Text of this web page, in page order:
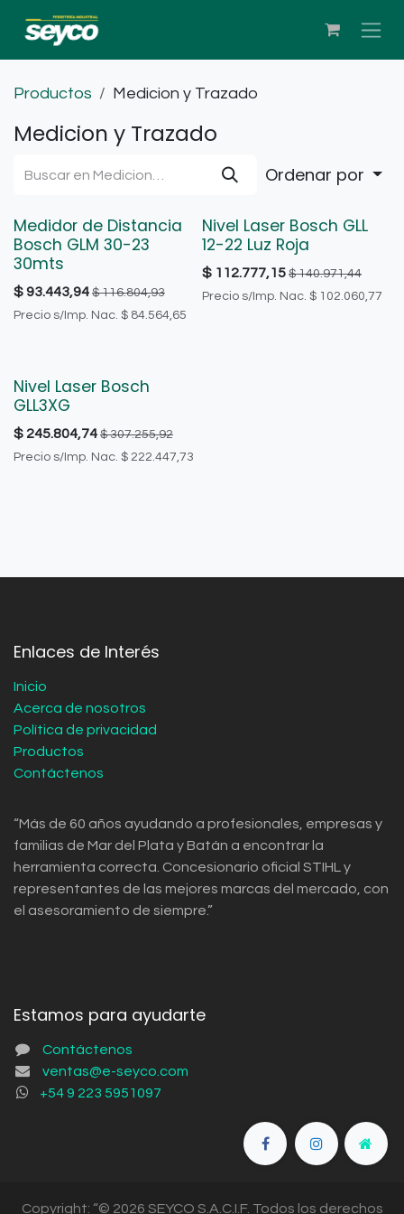
Ir al contenido
Productos Medicion y Trazado
Medicion y Trazado
Ordenar por
OFERTA
Medidor de Distancia
Bosch GLM 30-23
30mts
$93.443,94 $116.804,93
Precio s/Imp. Nac. $ 84.564,65
OFERTA
Nivel Laser Bosch GLL
12-22 Luz Roja
$ 112.777,15 $140.971,44
Precio s/Imp. Nac. $ 102.060,77
Nivel Laser Bosch
GLL3XG
$ 245.804,74 $307.255,92
Precio s/Imp. Nac. $ 222.447,73
Enlaces de Interés
Inicio
Acerca de nosotros
Política de privacidad
Productos
Contáctenos
“Más de 60 años ayudando a profesionales, empresas y
familias de Mar del Plata y Batán a encontrar la
herramienta correcta. Concesionario oficial STIHL y
representantes de las mejores marcas del mercado, con
el asesoramiento de siempre.”
Estamos para ayudarte
Contáctenos
ventas@e-seyco.com
+54 9 223 5951097
Copyright: “© 2026 SEYCO S.A.C.I.F. Todos los derechos